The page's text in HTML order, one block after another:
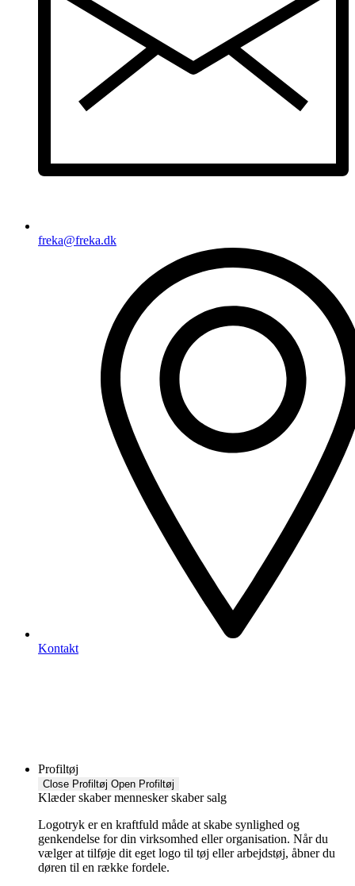
freka@freka.dk
Kontakt
Profiltøj
Close Profiltøj Open Profiltøj
Klæder skaber mennesker skaber salg
Logotryk er en kraftfuld måde at skabe synlighed og
genkendelse for din virksomhed eller organisation. Når du
vælger at tilføje dit eget logo til tøj eller arbejdstøj, åbner du
døren til en række fordele.